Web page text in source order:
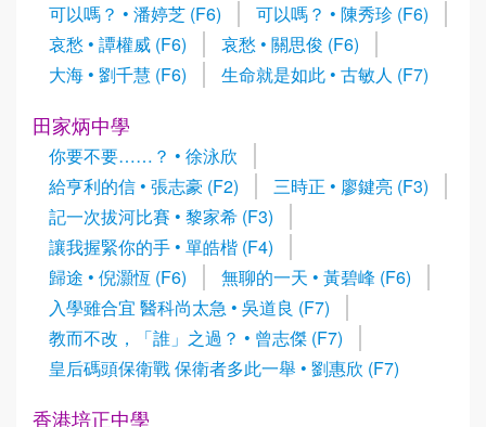
可以嗎？ • 潘婷芝 (F6)
可以嗎？ • 陳秀珍 (F6)
哀愁 • 譚權威 (F6)
哀愁 • 關思俊 (F6)
大海 • 劉千慧 (F6)
生命就是如此 • 古敏人 (F7)
田家炳中學
你要不要……？ • 徐泳欣
給亨利的信 • 張志豪 (F2)
三時正 • 廖鍵亮 (F3)
記一次拔河比賽 • 黎家希 (F3)
讓我握緊你的手 • 單皓楷 (F4)
歸途 • 倪灝恆 (F6)
無聊的一天 • 黃碧峰 (F6)
入學雖合宜 醫科尚太急 • 吳道良 (F7)
教而不改，「誰」之過？ • 曾志傑 (F7)
皇后碼頭保衛戰 保衛者多此一舉 • 劉惠欣 (F7)
香港培正中學